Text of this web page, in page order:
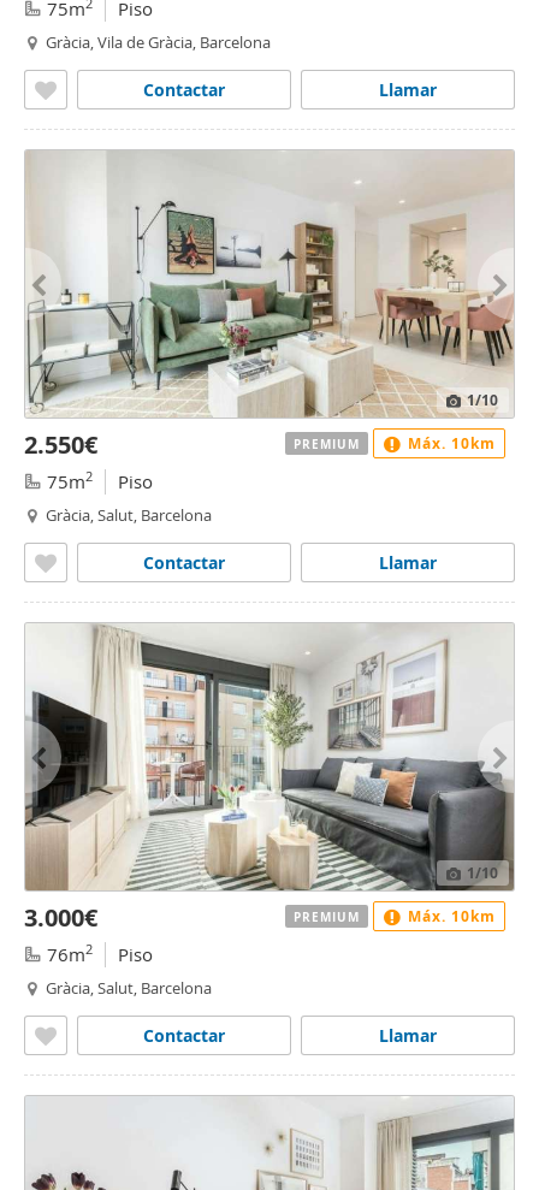
75m Piso
Gràcia, Vila de Gràcia, Barcelona
Llamar
Contactar
1/10
2.550€
75m2 Piso
Gràcia, Salut, Barcelona
Llamar
Contactar
PREMIUM Máx. 10km
1/10
3.000€
76m2 Piso
Gràcia, Salut, Barcelona
Llamar
Contactar
PREMIUM Máx. 10km